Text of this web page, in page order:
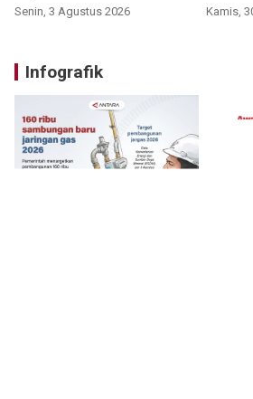
Senin, 3 Agustus 2026 Kamis,
Infografik